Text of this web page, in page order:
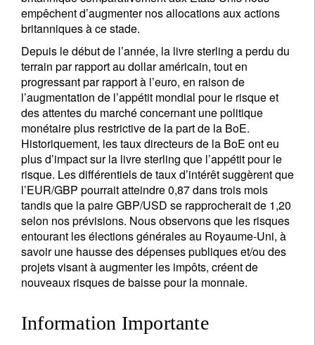
empêchent d’augmenter nos allocations aux actions
britanniques à ce stade.
Depuis le début de l’année, la livre sterling a perdu du
terrain par rapport au dollar américain, tout en
progressant par rapport à l’euro, en raison de
l’augmentation de l’appétit mondial pour le risque et
des attentes du marché concernant une politique
monétaire plus restrictive de la part de la BoE.
Historiquement, les taux directeurs de la BoE ont eu
plus d’impact sur la livre sterling que l’appétit pour le
risque. Les différentiels de taux d’intérêt suggèrent que
l’EUR/GBP pourrait atteindre 0,87 dans trois mois
tandis que la paire GBP/USD se rapprocherait de 1,20
selon nos prévisions. Nous observons que les risques
entourant les élections générales au Royaume-Uni, à
savoir une hausse des dépenses publiques et/ou des
projets visant à augmenter les impôts, créent de
nouveaux risques de baisse pour la monnaie.
Information Importante